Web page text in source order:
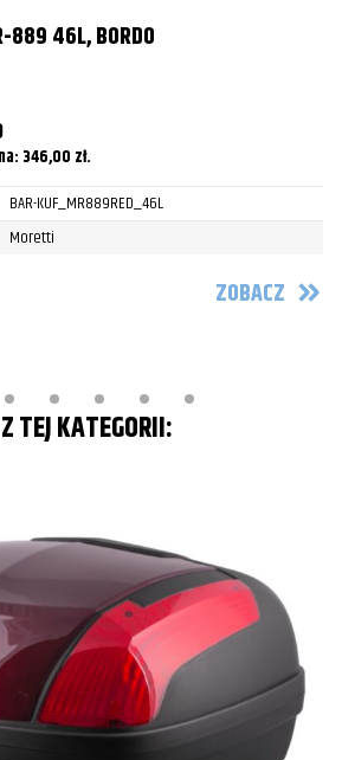
889 46L, BORDO
346,00 zł.
BAR-KUF_MR889RED_46L
Moretti
ZOBACZ
TEJ KATEGORII: